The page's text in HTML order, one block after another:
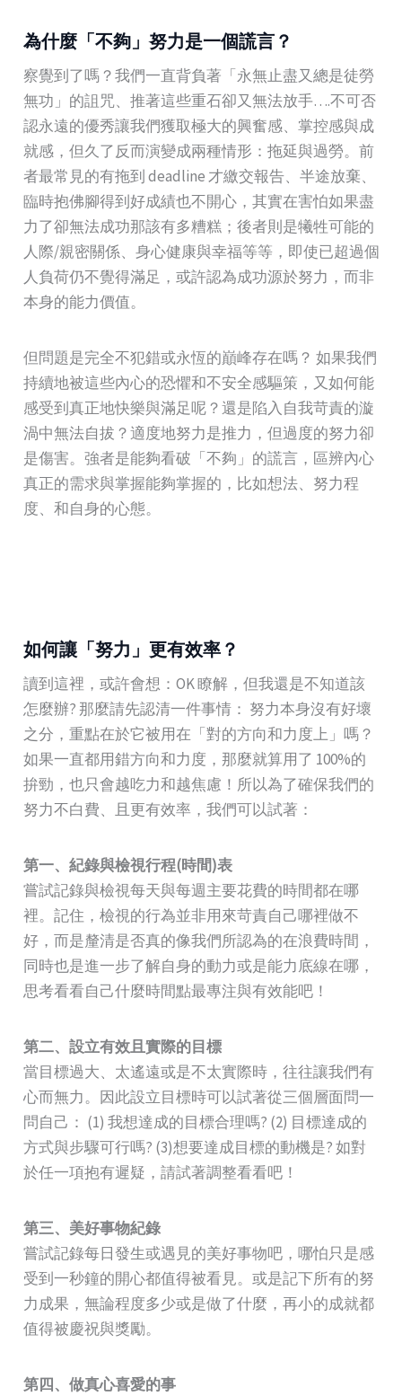
為什麼「不夠」努力是一個謊言？
察覺到了嗎？我們一直背負著「永無止盡又總是徒勞
無功」的詛咒、推著這些重石卻又無法放手….不可否
認永遠的優秀讓我們獲取極大的興奮感、掌控感與成
就感，但久了反而演變成兩種情形：拖延與過勞。前
者最常見的有拖到 deadline 才繳交報告、半途放棄、
臨時抱佛腳得到好成績也不開心，其實在害怕如果盡
力了卻無法成功那該有多糟糕；後者則是犧牲可能的
人際/親密關係、身心健康與幸福等等，即使已超過個
人負荷仍不覺得滿足，或許認為成功源於努力，而非
本身的能力價值。
但問題是完全不犯錯或永恆的巔峰存在嗎？ 如果我們
持續地被這些內心的恐懼和不安全感驅策，又如何能
感受到真正地快樂與滿足呢？還是陷入自我苛責的漩
渦中無法自拔？適度地努力是推力，但過度的努力卻
是傷害。強者是能夠看破「不夠」的謊言，區辨內心
真正的需求與掌握能夠掌握的，比如想法、努力程
度、和自身的心態。
如何讓「努力」更有效率？
讀到這裡，或許會想：OK 瞭解，但我還是不知道該
怎麼辦? 那麼請先認清一件事情： 努力本身沒有好壞
之分，重點在於它被用在「對的方向和力度上」嗎？
如果一直都用錯方向和力度，那麼就算用了 100%的
拚勁，也只會越吃力和越焦慮！所以為了確保我們的
努力不白費、且更有效率，我們可以試著：
第一、紀錄與檢視行程(時間)表
嘗試記錄與檢視每天與每週主要花費的時間都在哪
裡。記住，檢視的行為並非用來苛責自己哪裡做不
好，而是釐清是否真的像我們所認為的在浪費時間，
同時也是進一步了解自身的動力或是能力底線在哪，
思考看看自己什麼時間點最專注與有效能吧！
第二、設立有效且實際的目標
當目標過大、太遙遠或是不太實際時，往往讓我們有
心而無力。因此設立目標時可以試著從三個層面問一
問自己： (1) 我想達成的目標合理嗎? (2) 目標達成的
方式與步驟可行嗎? (3)想要達成目標的動機是? 如對
於任一項抱有遲疑，請試著調整看看吧！
第三、美好事物紀錄
嘗試記錄每日發生或遇見的美好事物吧，哪怕只是感
受到一秒鐘的開心都值得被看見。或是記下所有的努
力成果，無論程度多少或是做了什麼，再小的成就都
值得被慶祝與獎勵。
第四、做真心喜愛的事